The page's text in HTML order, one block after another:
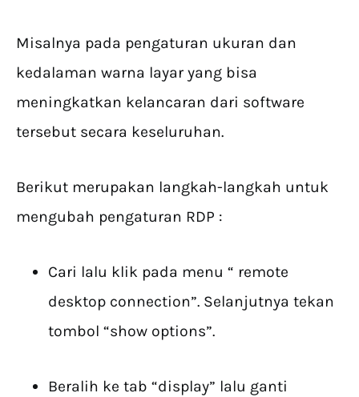
Misalnya pada pengaturan ukuran dan
kedalaman warna layar yang bisa
meningkatkan kelancaran dari software
tersebut secara keseluruhan.
Berikut merupakan langkah-langkah untuk
mengubah pengaturan RDP :
Cari lalu klik pada menu “ remote
desktop connection”. Selanjutnya tekan
tombol “show options”.
Beralih ke tab “display” lalu ganti